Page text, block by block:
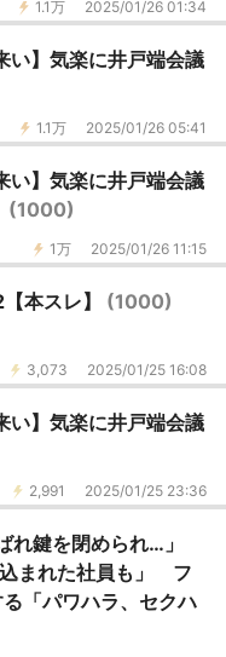
1.1万 2025/01/26 01:34
い】気楽に井戸端会議
1.1万 2025/01/26 05:41
い】気楽に井戸端会議
(1000)
1万 2025/01/26 11:15
本スレ】 (1000)
3,073 2025/01/25 16:08
い】気楽に井戸端会議
2,991 2025/01/25 23:36
れ鍵を閉められ…」
込まれた社員も」 フ
「パワハラ、セクハ